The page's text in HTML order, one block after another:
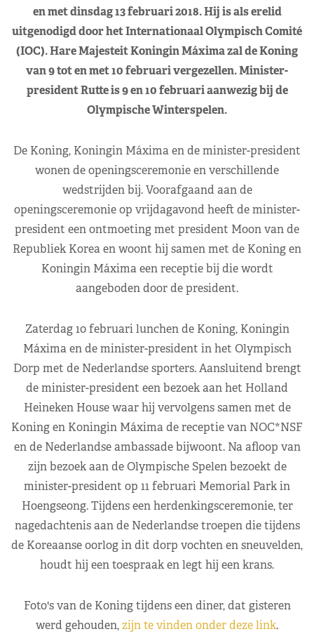
en met dinsdag 13 februari 2018. Hij is als erelid
uitgenodigd door het Internationaal Olympisch Comité
(IOC). Hare Majesteit Koningin Máxima zal de Koning
van 9 tot en met 10 februari vergezellen. Minister-
president Rutte is 9 en 10 februari aanwezig bij de
Olympische Winterspelen.
De Koning, Koningin Máxima en de minister-president
wonen de openingsceremonie en verschillende
wedstrijden bij. Voorafgaand aan de
openingsceremonie op vrijdagavond heeft de minister-
president een ontmoeting met president Moon van de
Republiek Korea en woont hij samen met de Koning en
Koningin Máxima een receptie bij die wordt
aangeboden door de president.
Zaterdag 10 februari lunchen de Koning, Koningin
Máxima en de minister-president in het Olympisch
Dorp met de Nederlandse sporters. Aansluitend brengt
de minister-president een bezoek aan het Holland
Heineken House waar hij vervolgens samen met de
Koning en Koningin Máxima de receptie van NOC*NSF
en de Nederlandse ambassade bijwoont. Na afloop van
zijn bezoek aan de Olympische Spelen bezoekt de
minister-president op 11 februari Memorial Park in
Hoengseong. Tijdens een herdenkingsceremonie, ter
nagedachtenis aan de Nederlandse troepen die tijdens
de Koreaanse oorlog in dit dorp vochten en sneuvelden,
houdt hij een toespraak en legt hij een krans.
Foto's van de Koning tijdens een diner, dat gisteren
werd gehouden,zijn te vinden onder deze link.